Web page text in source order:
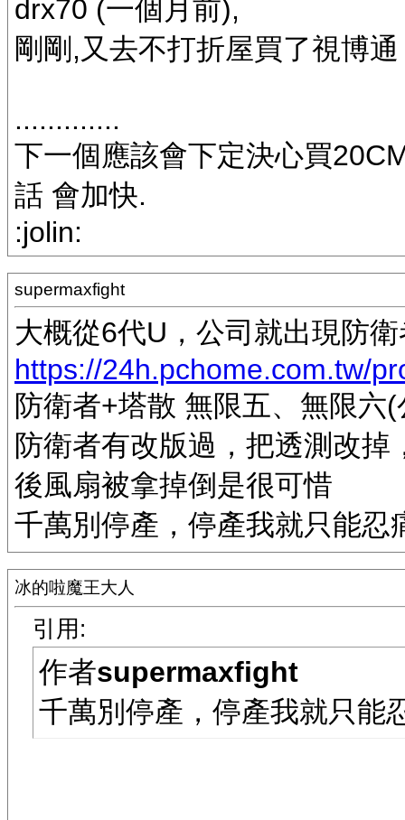
drx70 (一個月前),
剛剛,又去不打折屋買了視博
.............
下一個應該會下定決心買
話 會加快.
:jolin:
supermaxfight
大概從6代U，公司就出現防
https://24h.pchome.com.tw/
防衛者+塔散 無限五、無限六
防衛者有改版過，把透測改掉
後風扇被拿掉倒是很可惜
千萬別停產，停產我就只能
冰的啦魔王大人
引用:
作者supermaxfight
千萬別停產，停產我就只能